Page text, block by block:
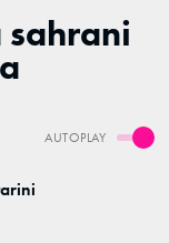
AUTOPLAY